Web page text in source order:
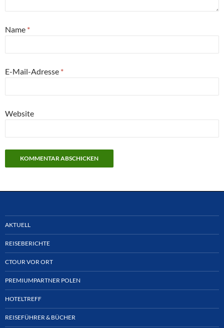
Name *
E-Mail-Adresse *
Website
AKTUELL
REISEBERICHTE
CTOUR VOR ORT
PREMIUMPARTNER POLEN
HOTELTREFF
REISEFÜHRER & BÜCHER